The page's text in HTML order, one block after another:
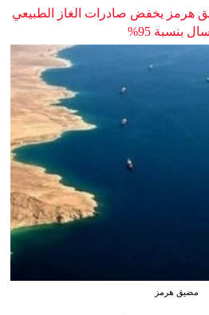
هرمز يخفض صادرات الغاز الطبيعي
بنسبة 95%
مضيق هرمز